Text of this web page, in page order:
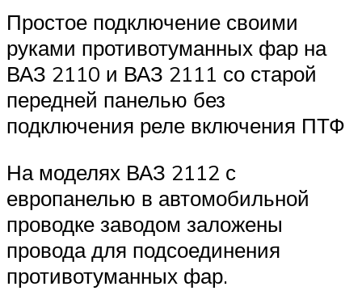
Простое подключение своими
руками противотуманных фар на
ВАЗ 2110 и ВАЗ 2111 со старой
передней панелью без
подключения реле включения ПТФ
На моделях ВАЗ 2112 с
европанелью в автомобильной
проводке заводом заложены
провода для подсоединения
противотуманных фар.